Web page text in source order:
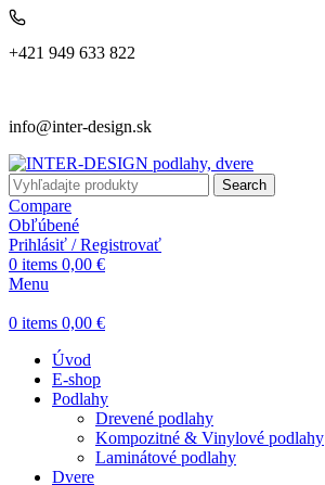
+421 949 633 822
info@inter-design.sk
Search
Compare
Obľúbené
Prihlásiť / Registrovať
0 items 0,00 €
Menu
0 items 0,00 €
Úvod
E-shop
Podlahy
Drevené podlahy
Kompozitné & Vinylové podlahy
Laminátové podlahy
Dvere